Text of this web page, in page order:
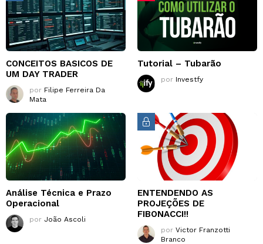
CONCEITOS BASICOS DE
UM DAY TRADER
por Filipe Ferreira Da
Mata
Tutorial – Tubarão
por Investfy
Análise Técnica e Prazo
Operacional
por João Ascoli
ENTENDENDO AS
PROJEÇÕES DE
FIBONACCI!!
por Victor Franzotti
Branco